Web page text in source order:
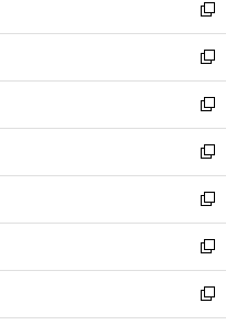
く
で
開
く
ド
ウ
で
開
く
い
ウ
ィ
ン
ド
ウ
で
開
く
新
し
い
ウ
ィ
ン
ド
ウ
で
開
く
新
し
い
ウ
ィ
ン
ド
ウ
で
開
く
新
し
い
ウ
ィ
ン
ド
ウ
で
開
新
し
い
ウ
ィ
ン
ド
ウ
新
し
い
ウ
ィ
ン
新
し
い
ウ
新